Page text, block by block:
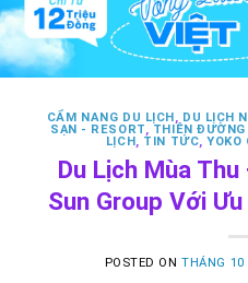
CẨM NANG DU LỊCH, DU LỊCH
SẠN - RESORT, THIÊN
LỊCH, TIN TỨC,YOKO
Du Lịch Mùa
Sun Group Với
POSTED ONTHÁNG 10